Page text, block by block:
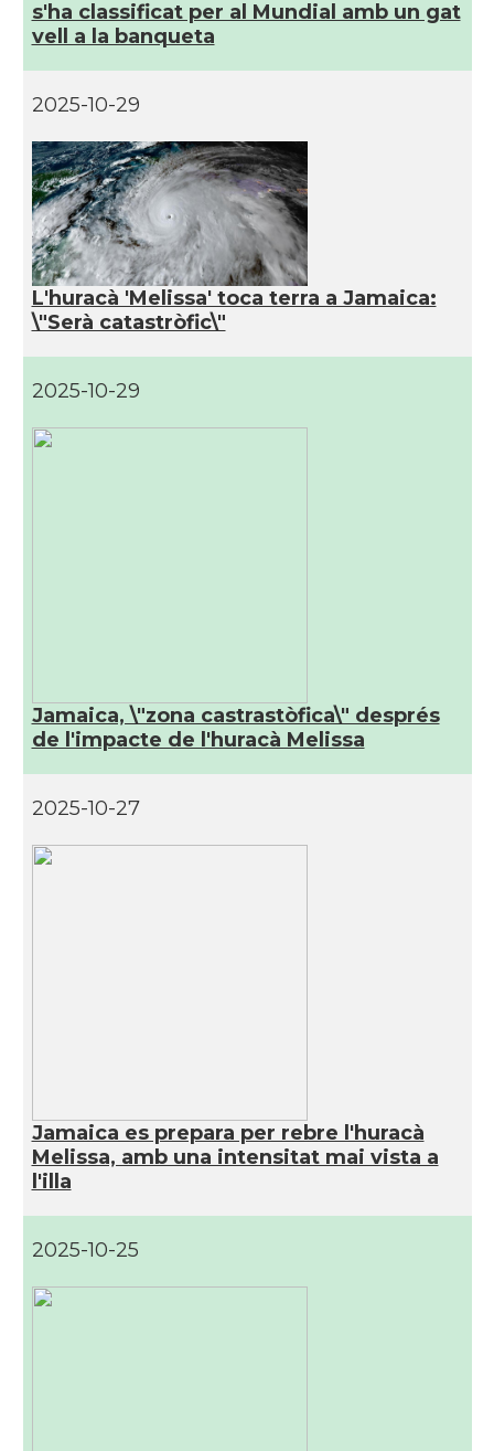
s'ha classificat per al Mundial amb un gat
vell a la banqueta
2025-10-29
L'huracà 'Melissa' toca terra a Jamaica:
\"Serà catastròfic\"
2025-10-29
Jamaica, \"zona castrastòfica\" després
de l'impacte de l'huracà Melissa
2025-10-27
Jamaica es prepara per rebre l'huracà
Melissa, amb una intensitat mai vista a
l'illa
2025-10-25